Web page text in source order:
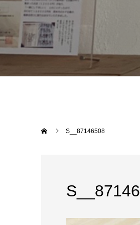
S__87146508